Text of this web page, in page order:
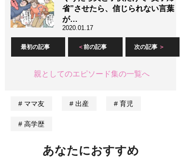
省”させたら、信じられない言葉
が…
2020.01.17
最初の記事 前の記事 次の記事
親としてのエピソード集の一覧へ
ママ友 出産 育児
高学歴
あなたにおすすめ